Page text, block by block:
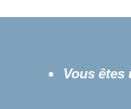
Vous êtes